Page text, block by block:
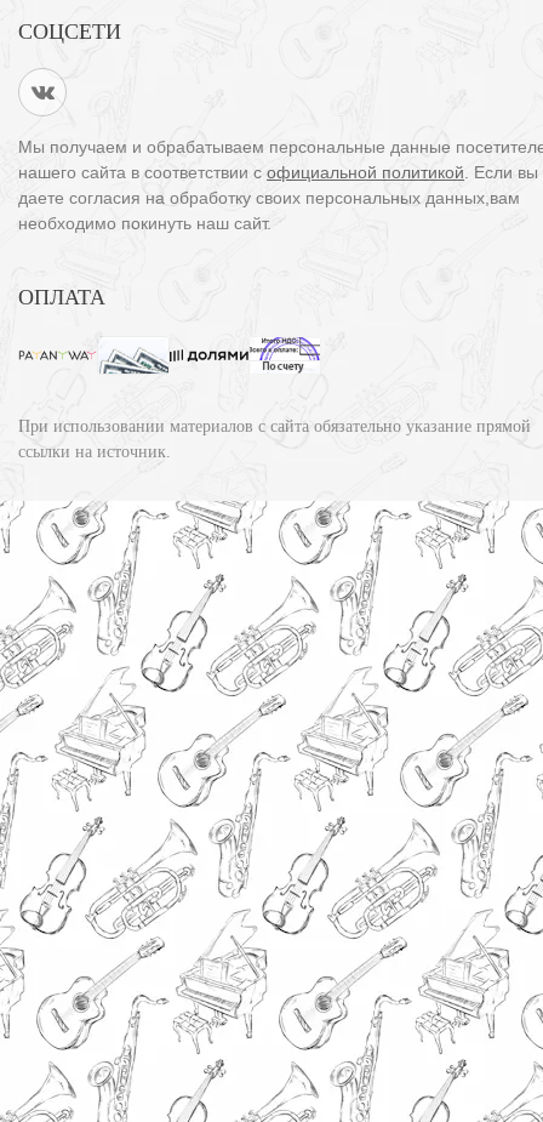
СОЦСЕТИ
Мы получаем и обрабатываем персональные данные
нашего сайта в соответствии с официальной политикой . Если
даете согласия на обработку своих персональных данных,вам
необходимо покинуть наш сайт.
ОПЛАТА
При использовании материалов с сайта обязательно указание прямой
ссылки на источник.